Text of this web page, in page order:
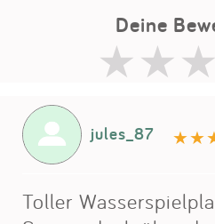
Deine
jules_87
Toller